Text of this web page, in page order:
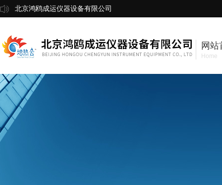
北京鸿鸥成运仪器设备有限公司
网站
Home